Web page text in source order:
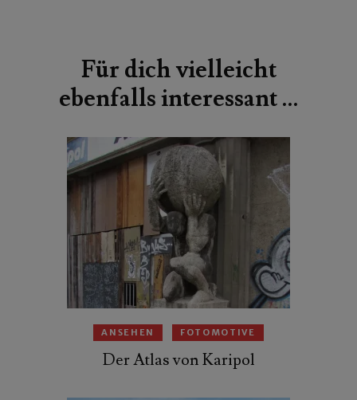
Für dich vielleicht
ebenfalls interessant …
ANSEHEN FOTOMOTIVE
Der Atlas von Karipol